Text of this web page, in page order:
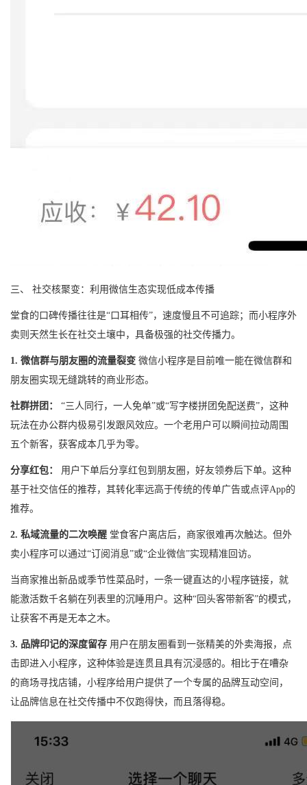
三、 社交核聚变：利用微信生态实现低成本传播
堂食的口碑传播往往是“口耳相传”，速度慢且不可追踪；而小程序外
卖则天然生长在社交土壤中，具备极强的社交传播力。
1. 微信群与朋友圈的流量裂变 微信小程序是目前唯一能在微信群和
朋友圈实现无缝跳转的商业形态。
社群拼团：
“三人同行，一人免单”或“写字楼拼团免配送费”，这种
玩法在办公群内极易引发跟风效应。一个老用户可以瞬间拉动周围
五个新客，获客成本几乎为零。
分享红包：
用户下单后分享红包到朋友圈，好友领券后下单。这种
基于社交信任的推荐，其转化率远高于传统的传单广告或点评App的
推荐。
2. 私域流量的二次唤醒 堂食客户离店后，商家很难再次触达。但外
卖小程序可以通过“订阅消息”或“企业微信”实现精准回访。
当商家推出新品或季节性菜品时，一条一键直达的小程序链接，就
能激活数千名躺在列表里的沉睡用户。这种“回头客带新客”的模式，
让获客不再是无本之木。
3. 品牌印记的深度留存 用户在朋友圈看到一张精美的外卖海报，点
击即进入小程序，这种体验是连贯且具有沉浸感的。相比于在嘈杂
的商场寻找店铺，小程序给用户提供了一个专属的品牌互动空间，
让品牌信息在社交传播中不仅跑得快，而且落得稳。